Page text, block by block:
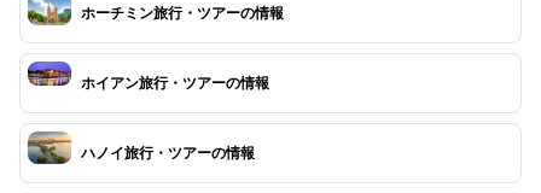
ホーチミン旅行・ツアーの情報
ホイアン旅行・ツアーの情報
ハノイ旅行・ツアーの情報